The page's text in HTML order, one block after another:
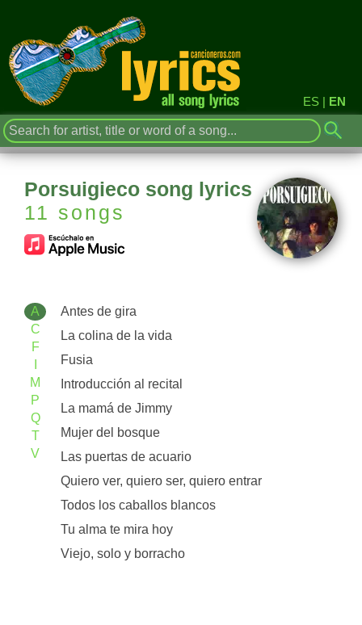
ES | EN
Porsuigieco song lyrics
11 songs
A
C
F
M
P
Q
T
V
Antes de gira
La colina de la vida
Fusia
Introducción al recital
La mamá de Jimmy
Mujer del bosque
Las puertas de acuario
Quiero ver, quiero ser, quiero entrar
Todos los caballos blancos
Tu alma te mira hoy
Viejo, solo y borracho